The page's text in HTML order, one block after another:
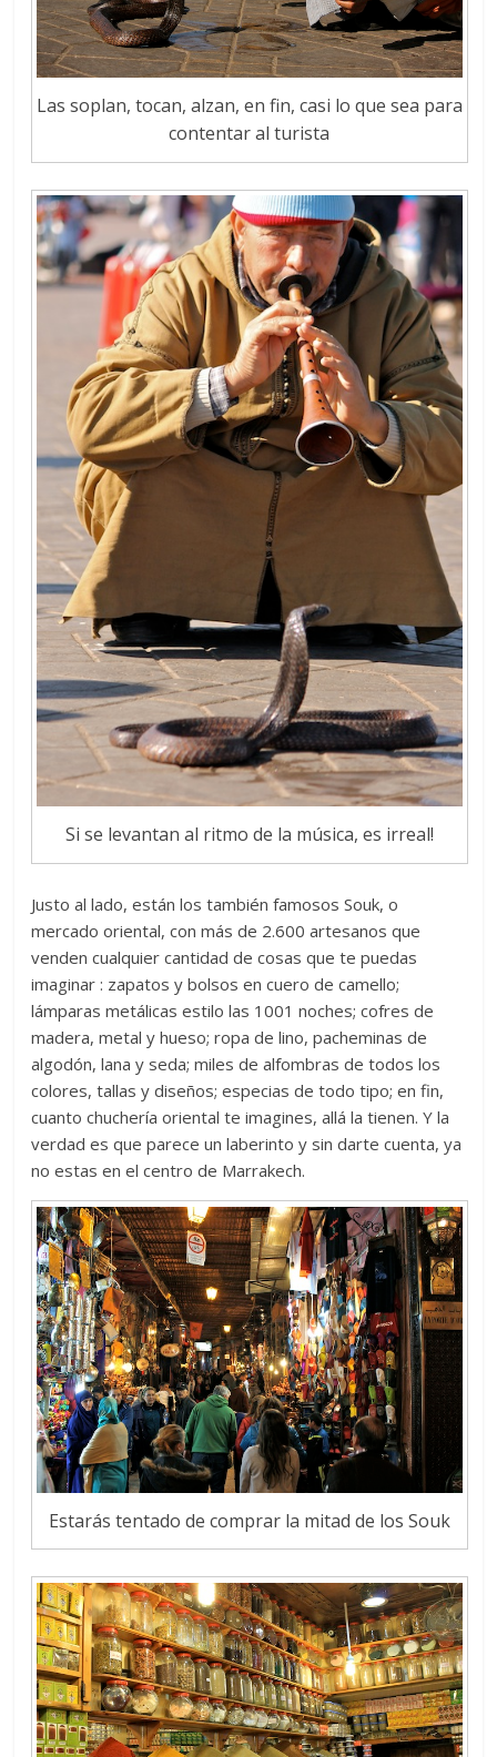
Las soplan, tocan, alzan, en fin, casi lo que sea para
contentar al turista
Si se levantan al ritmo de la música, es irreal!
Justo al lado, están los también famosos Souk, o
mercado oriental, con más de 2.600 artesanos que
venden cualquier cantidad de cosas que te puedas
imaginar : zapatos y bolsos en cuero de camello;
lámparas metálicas estilo las 1001 noches; cofres de
madera, metal y hueso; ropa de lino, pacheminas de
algodón, lana y seda; miles de alfombras de todos los
colores, tallas y diseños; especias de todo tipo; en fin,
cuanto chuchería oriental te imagines, allá la tienen. Y la
verdad es que parece un laberinto y sin darte cuenta, ya
no estas en el centro de Marrakech.
Estarás tentado de comprar la mitad de los Souk